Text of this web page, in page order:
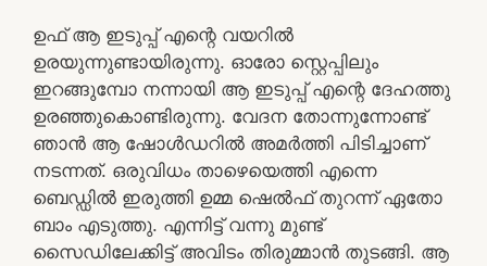
ഉഫ് ആ ഇടുപ്പ് എന്റെ വയറിൽ
ഉരയുന്നുണ്ടായിരുന്നു. ഓരോ സ്റ്റെപ്പിലും
ഇറങ്ങുമ്പോ നന്നായി ആ ഇടുപ്പ് എന്റെ ദേഹത്തു
ഉരഞ്ഞുകൊണ്ടിരുന്നു. വേദന തോന്നുന്നോണ്ട്
ഞാൻ ആ ഷോൾഡറിൽ അമർത്തി പിടിച്ചാണ്
നടന്നത്. ഒരുവിധം താഴെയെത്തി എന്നെ
ബെഡ്ഡിൽ ഇരുത്തി ഉമ്മ ഷെൽഫ് തുറന്ന് ഏതോ
ബാം എടുത്തു. എന്നിട്ട് വന്നു മുണ്ട്
സൈഡിലേക്കിട്ട് അവിടം തിരുമ്മാൻ തുടങ്ങി. ആ